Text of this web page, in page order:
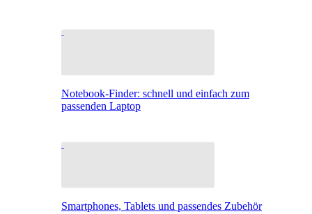
Notebook-Finder: schnell und einfach zum
passenden Laptop
Smartphones, Tablets und passendes Zubehör